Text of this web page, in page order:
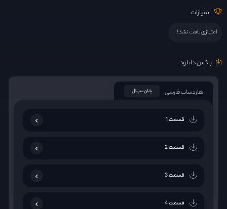
امتیازات
امتیازی یافت نشد !
باکس دانلود
هاردساب فارسی پایان سریال
قسمت 1
قسمت 2
قسمت 3
قسمت 4